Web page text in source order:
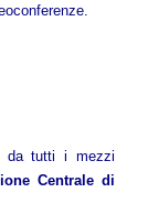
da tutti i mezzi
Centrale di